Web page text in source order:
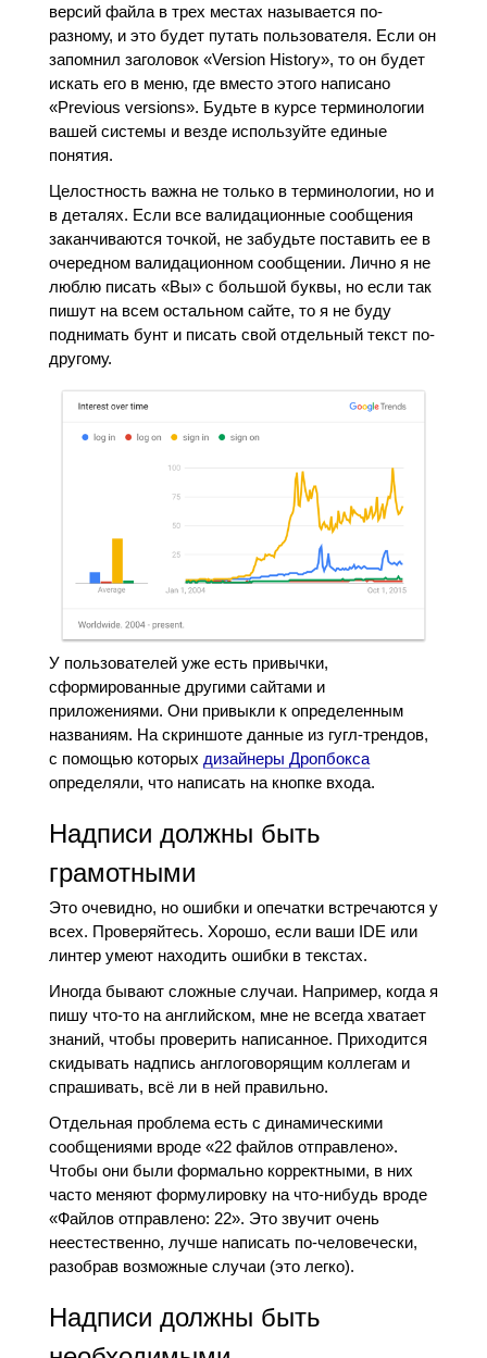
версий файла в трех местах называется по-
разному, и это будет путать пользователя. Если он
запомнил заголовок «Version History», то он будет
искать его в меню, где вместо этого написано
«Previous versions». Будьте в курсе терминологии
вашей системы и везде используйте единые
понятия.
Целостность важна не только в терминологии, но и
в деталях. Если все валидационные сообщения
заканчиваются точкой, не забудьте поставить ее в
очередном валидационном сообщении. Лично я не
люблю писать «Вы» с большой буквы, но если так
пишут на всем остальном сайте, то я не буду
поднимать бунт и писать свой отдельный текст по-
другому.
У пользователей уже есть привычки,
сформированные другими сайтами и
приложениями. Они привыкли к определенным
названиям. На скриншоте данные из гугл-трендов,
с помощью которых дизайнеры Дропбокса
определяли, что написать на кнопке входа.
Надписи должны быть
грамотными
Это очевидно, но ошибки и опечатки встречаются у
всех. Проверяйтесь. Хорошо, если ваши IDE или
линтер умеют находить ошибки в текстах.
Иногда бывают сложные случаи. Например, когда я
пишу что-то на английском, мне не всегда хватает
знаний, чтобы проверить написанное. Приходится
скидывать надпись англоговорящим коллегам и
спрашивать, всё ли в ней правильно.
Отдельная проблема есть с динамическими
сообщениями вроде «22 файлов отправлено».
Чтобы они были формально корректными, в них
часто меняют формулировку на что-нибудь вроде
«Файлов отправлено: 22». Это звучит очень
неестественно, лучше написать по-человечески,
разобрав возможные случаи (это легко).
Надписи должны быть